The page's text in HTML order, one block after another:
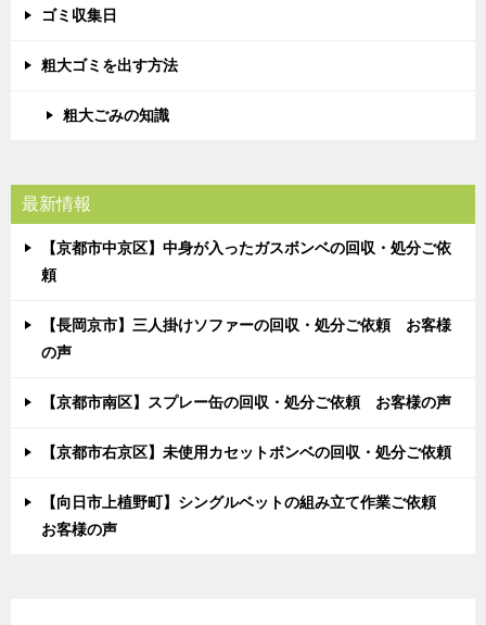
ゴミ収集日
粗大ゴミを出す方法
粗大ごみの知識
最新情報
【京都市中京区】中身が入ったガスボンベの回収・処分ご依
頼
【長岡京市】三人掛けソファーの回収・処分ご依頼 お客様
の声
【京都市南区】スプレー缶の回収・処分ご依頼 お客様の声
【京都市右京区】未使用カセットボンベの回収・処分ご依頼
【向日市上植野町】シングルベットの組み立て作業ご依頼
お客様の声